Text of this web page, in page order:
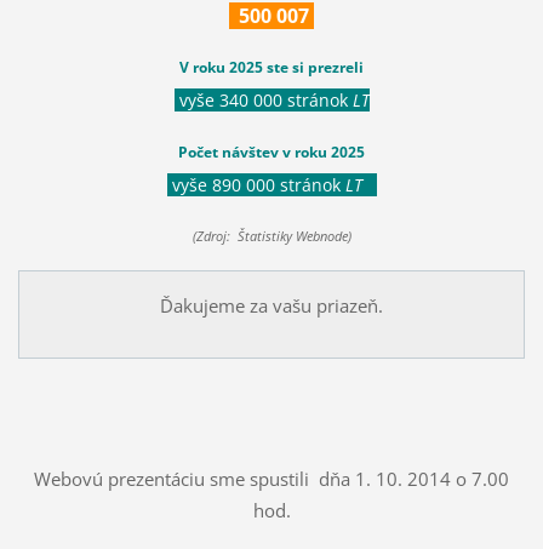
500007
V roku 2025 ste si prezreli
vyše 340 000 stránok LT
Počet návštev v roku 2025
vyše 890 000 stránok LT
(Zdroj: Štatistiky Webnode)
Ďakujeme za vašu priazeň.
Webovú prezentáciu sme spustili dňa 1. 10. 2014 o 7.00
hod.